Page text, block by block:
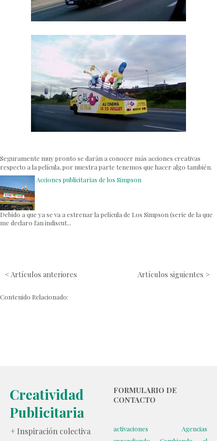
Seguramente muy pronto se darán a conocer más acciones creativas
respecto a la película, por nuestra parte tenemos que hacer algo también.
Acciones publicitarias de los Simpson
Debido a que ya se va a estrenar la película de Los Simpson (serie de la que
me declaro fan indiscut...
Artículos siguientes >
< Artículos anteriores
Contenido Relacionado:
Creatividad
Publicitaria
+ Inspiración colectiva
FORMULARIO DE
CONTACTO
activaciones
Agencias